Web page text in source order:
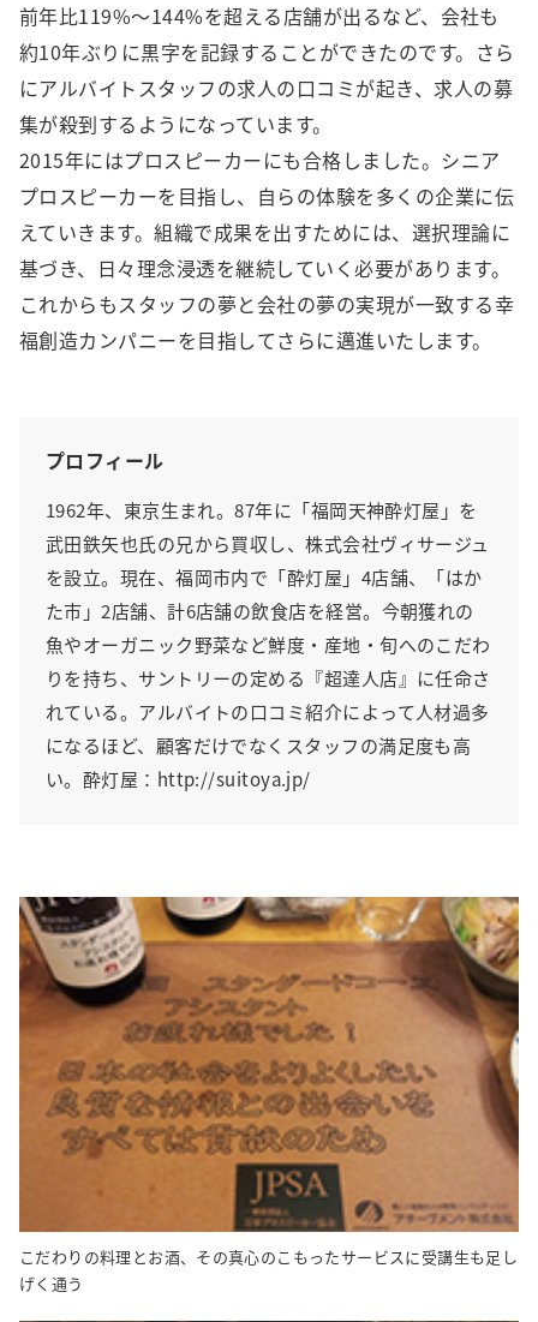
前年比119%～144%を超える店舗が出るなど、会社も
約10年ぶりに黒字を記録することができたのです。さら
にアルバイトスタッフの求人の口コミが起き、求人の募
集が殺到するようになっています。
2015年にはプロスピーカーにも合格しました。シニア
プロスピーカーを目指し、自らの体験を多くの企業に伝
えていきます。組織で成果を出すためには、選択理論に
基づき、日々理念浸透を継続していく必要があります。
これからもスタッフの夢と会社の夢の実現が一致する幸
福創造カンパニーを目指してさらに邁進いたします。
プロフィール
1962年、東京生まれ。87年に「福岡天神酔灯屋」を
武田鉄矢也氏の兄から買収し、株式会社ヴィサージュ
を設立。現在、福岡市内で「酔灯屋」4店舗、「はか
た市」2店舗、計6店舗の飲食店を経営。今朝獲れの
魚やオーガニック野菜など鮮度・産地・旬へのこだわ
りを持ち、サントリーの定める『超達人店』に任命さ
れている。アルバイトの口コミ紹介によって人材過多
になるほど、顧客だけでなくスタッフの満足度も高
い。酔灯屋：http://suitoya.jp/
こだわりの料理とお酒、その真心のこもったサービスに受講生も足し
げく通う